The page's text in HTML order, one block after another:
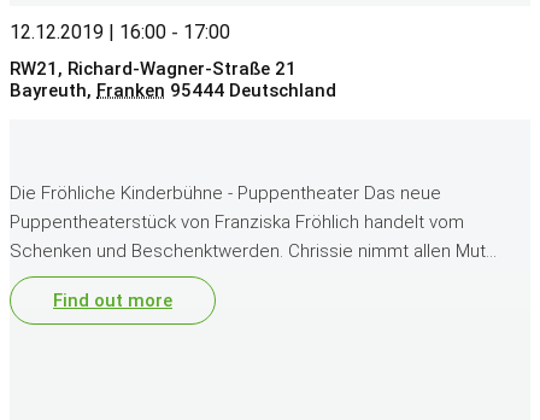
12.12.2019 | 16:00 - 17:00
RW21, Richard-Wagner-Straße 21
Bayreuth, Franken 95444 Deutschland
Die Fröhliche Kinderbühne - Puppentheater Das neue
Puppentheaterstück von Franziska Fröhlich handelt vom
Schenken und Beschenktwerden. Chrissie nimmt allen Mut…
Find out more